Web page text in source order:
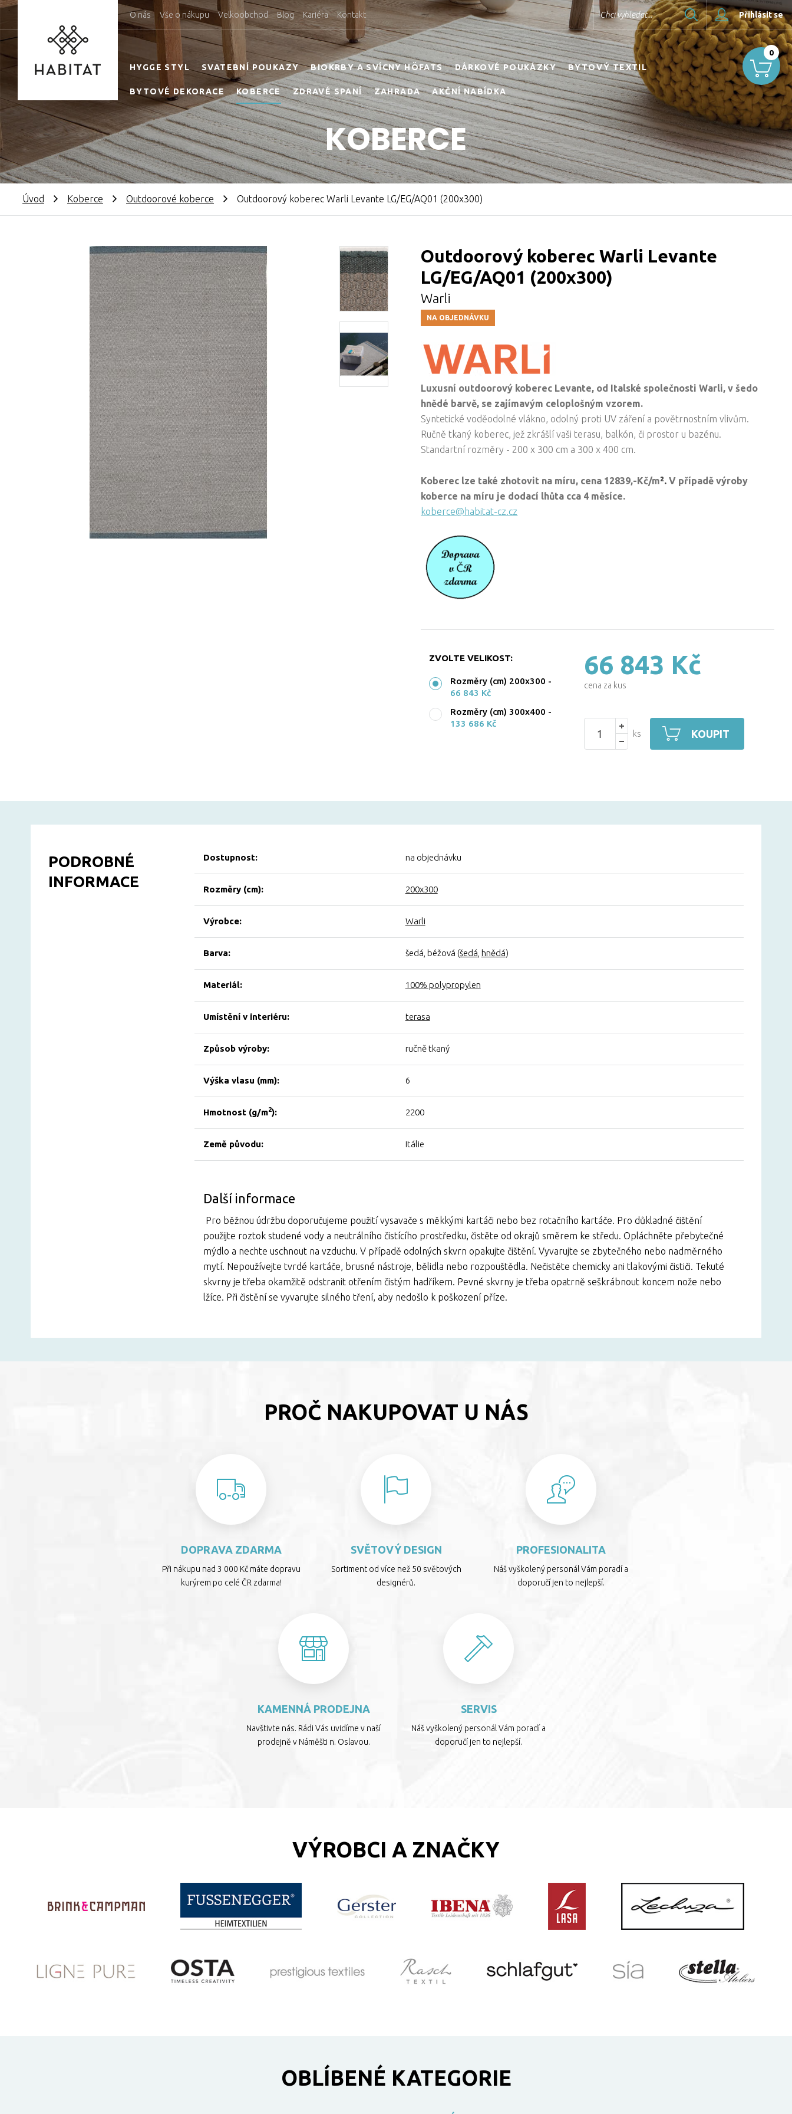
O nás Vše o nákupu Velkoobchod Blog Kariéra Kontakt Přihlásit se
Chci vyhledat... Hledat
HYGGE STYL SVATEBNÍ POUKAZY BIOKRBY A SVÍCNY HÖFATS DÁRKOVÉ POUKÁZKY BYTOVÝ TEXTIL
BYTOVÉ DEKORACE KOBERCE ZDRAVÉ SPANÍ ZAHRADA AKČNÍ NABÍDKA
KOBERCE
0
Úvod Koberce Outdoorové koberce Outdoorový koberec Warli Levante LG/EG/AQ01 (200x300)
Outdoorový koberec Warli Levante
LG/EG/AQ01 (200x300)
Warli
NA OBJEDNÁVKU
Luxusní outdoorový koberec Levante, od Italské společnosti Warli,v šedo
hnědé barvě, se zajímavým celoplošným vzorem.
Syntetické voděodolné vlákno, odolný proti UV záření a povětrnostním vlivům.
Ručně tkaný koberec, jež zkrášlí vaši terasu, balkón, či prostor u bazénu.
Standartní rozměry - 200 x 300 cm a 300 x 400 cm.
Koberec lze také zhotovit na míru, cena 12839,-Kč/m².V případě výroby
koberce na míru je dodací lhůta cca 4 měsíce.
koberce@habitat-cz.cz
ZVOLTE VELIKOST:
Rozměry (cm) 200x300 -
66 843 Kč
Rozměry (cm) 300x400 -
133 686 Kč
66 843 Kč
cena za kus
ks KOUPIT
PODROBNÉ
INFORMACE
Dostupnost: na objednávku
Rozměry (cm): 200x300
Výrobce: Warli
Barva: šedá, béžová (šedá hnědá)
Materiál: 100% polypropylen
Umístění v interiéru: terasa
Způsob výroby: ručně tkaný
Výška vlasu (mm): 6
Hmotnost (g/m2): 2200
Země původu: Itálie
Další informace
Pro běžnou údržbu doporučujeme použití vysavače s měkkými kartáči nebo bez rotačního kartáče. Pro důkladné čištění
použijte roztok studené vody a neutrálního čistícího prostředku, čistěte od okrajů směrem ke středu. Opláchněte přebytečné
mýdlo a nechte uschnout na vzduchu. V případě odolných skvrn opakujte čištění. Vyvarujte se zbytečného nebo nadměrného
mytí. Nepoužívejte tvrdé kartáče, brusné nástroje, bělidla nebo rozpouštědla. Nečistěte chemicky ani tlakovými čističi. Tekuté
skvrny je třeba okamžitě odstranit otřením čistým hadříkem. Pevné skvrny je třeba opatrně seškrábnout koncem nože nebo
lžíce. Při čistění se vyvarujte silného tření, aby nedošlo k poškození příze.
PROČ NAKUPOVAT U NÁS
DOPRAVA ZDARMA
Při nákupu nad 3 000 Kč máte dopravu
kurýrem po celé ČR zdarma!
SVĚTOVÝ DESIGN
Sortiment od více než 50 světových
designérů.
PROFESIONALITA
Náš vyškolený personál Vám poradí a
doporučí jen to nejlepší.
KAMENNÁ PRODEJNA
Navštivte nás. Rádi Vás uvidíme v naší
prodejně v Náměšti n. Oslavou.
SERVIS
Náš vyškolený personál Vám poradí a
doporučí jen to nejlepší.
VÝROBCI A ZNAČKY
OBLÍBENÉ KATEGORIE